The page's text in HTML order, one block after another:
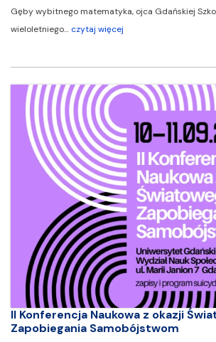
Gęby wybitnego matematyka, ojca Gdańskiej
wieloletniego… czytaj więcej
II Konferencja Naukowa z okazji
Zapobiegania Samobójstwom